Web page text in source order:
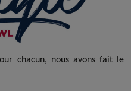
chacun, nous avons fait le